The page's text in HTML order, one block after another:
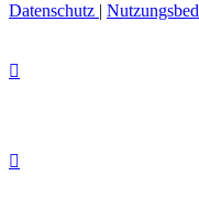
Datenschutz |